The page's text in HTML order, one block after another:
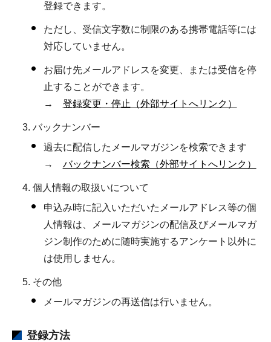
登録できます。
ただし、受信文字数に制限のある携帯電話等には
対応していません。
お届け先メールアドレスを変更、または受信を停
止することができます。
→ 登録変更・停止（外部サイトへリンク）
バックナンバー
過去に配信したメールマガジンを検索できます
→ バックナンバー検索（外部サイトへリンク）
個人情報の取扱いについて
申込み時に記入いただいたメールアドレス等の個
人情報は、メールマガジンの配信及びメールマガ
ジン制作のために随時実施するアンケート以外に
は使用しません。
その他
メールマガジンの再送信は行いません。
登録方法